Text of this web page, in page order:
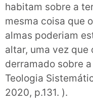
habitam sobre a
mesma coisa que
almas poderiam
altar, uma vez que
derramado sobre a
Teologia
2020, p.131. ).